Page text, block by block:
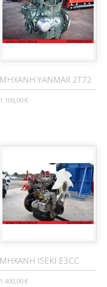
ΜΗΧΑΝΗ YANMAR 2T72
1.100,00 €
MHXANH ISEKI E3CC
1.400,00 €